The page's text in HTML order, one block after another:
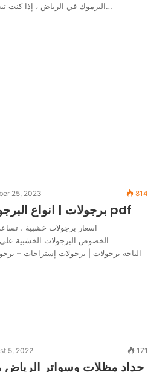
اليرموك في الرياض ، إذا كنت تبحث عن أفضل شركات…
25, 2023 814
برجولات | انواع البرجولات المغفوري pdf
اسعار برجولات خشبية ،
الخصوص البرجولات الخشبية
الباحة برجولات | برجولات إستراحات –
5, 2022 171
حداد مظلات وسواتر